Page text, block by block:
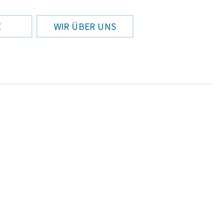
WIR ÜBER UNS